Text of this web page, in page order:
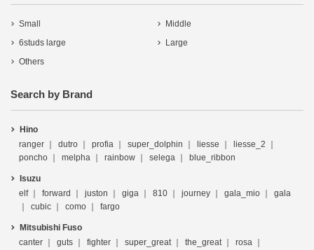
Small
Middle
6studs large
Large
Others
Search by Brand
Hino
ranger
dutro profia super_dolphin liesse
liesse_2
poncho
melpha rainbow selega blue_ribbon
Isuzu
elf
forward juston giga 810 journey gala_mio
gala
cubic
como fargo
Mitsubishi Fuso
canter
guts fighter super_great the_great
rosa